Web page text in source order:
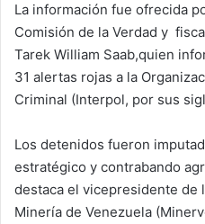
La información fue ofrecida
Comisión de la Verdad y
Tarek William Saab,quien
31 alertas rojas a la
Criminal (Interpol, por sus
Los detenidos fueron
estratégico y contrabando
destaca el vicepresidente de
Minería de Venezuela